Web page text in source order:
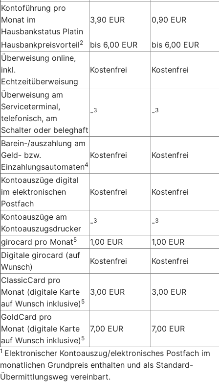
Kontoführung pro
Monat im
Hausbankstatus Platin
3,90 EUR 0,90 EUR
Hausbankpreisvorteil2 bis 6,00 EUR
bis 6,00 EUR
Überweisung online,
inkl.
Echtzeitüberweisung
Kostenfrei Kostenfrei
Überweisung am
Serviceterminal,
telefonisch, am
Schalter oder beleghaft
-3 -3
Barein-/auszahlung am
Geld- bzw.
Einzahlungsautomaten4
Kostenfrei Kostenfrei
Kontoauszüge digital
im elektronischen
Postfach
Kostenfrei Kostenfrei
Kontoauszüge am
Kontoauszugsdrucker
-3 -3
girocard pro Monat5 1,00 EUR
1,00 EUR
Digitale girocard (auf
Wunsch)
Kostenfrei
Kostenfrei
ClassicCard pro
Monat (digitale Karte
auf Wunsch inklusive) 5
3,00 EUR 3,00 EUR
GoldCard pro
Monat (digitale Karte
auf Wunsch inklusive) 5
7,00 EUR 7,00 EUR
1 Elektronischer Kontoauszug/elektronisches Postfach im
monatlichen Grundpreis enthalten und als Standard-
Übermittlungsweg vereinbart.